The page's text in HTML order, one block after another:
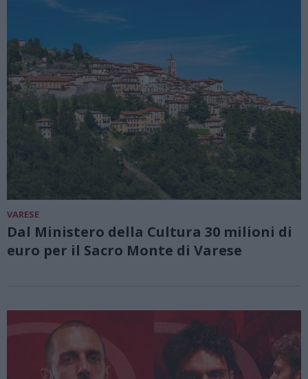
VARESE
Dal Ministero della Cultura 30 milioni di
euro per il Sacro Monte di Varese